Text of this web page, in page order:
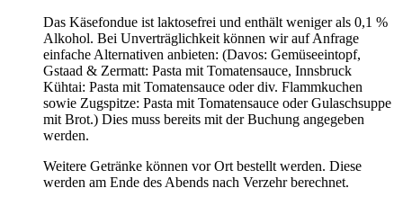
Das Käsefondue ist laktosefrei und enthält weniger als 0,1 %
Alkohol. Bei Unverträglichkeit können wir auf Anfrage
einfache Alternativen anbieten: (Davos: Gemüseeintopf,
Gstaad & Zermatt: Pasta mit Tomatensauce, Innsbruck
Kühtai: Pasta mit Tomatensauce oder div. Flammkuchen
sowie Zugspitze: Pasta mit Tomatensauce oder Gulaschsuppe
mit Brot.) Dies muss bereits mit der Buchung angegeben
werden.
Weitere Getränke können vor Ort bestellt werden. Diese
werden am Ende des Abends nach Verzehr berechnet.